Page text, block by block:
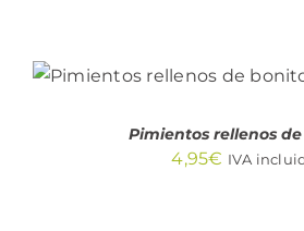
/
Pimientos rellenos
4,95€ IVA